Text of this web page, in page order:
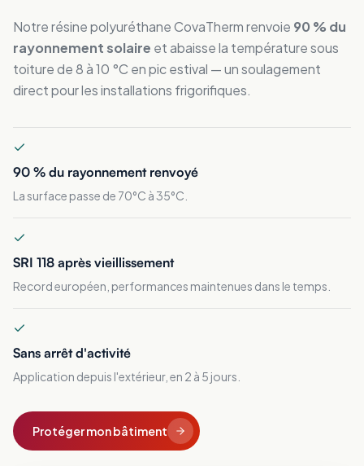
Notre résine polyuréthane CovaTherm renvoie 90 % du
rayonnement solaire et abaisse la température sous
toiture de 8 à 10 °C en pic estival — un soulagement
direct pour les installations frigorifiques.
90 % du rayonnement renvoyé
La surface passe de 70°C à 35°C.
SRI 118 après vieillissement
Record européen, performances maintenues dans le temps.
Sans arrêt d'activité
Application depuis l'extérieur, en 2 à 5 jours.
Protéger mon bâtiment